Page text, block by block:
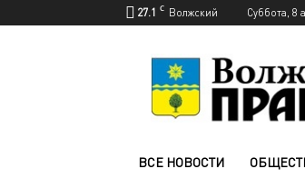
27.1 C Волжский Суббота, 8
—
ВСЕ НОВОСТИ